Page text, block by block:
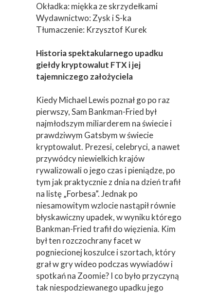
Okładka: miękka ze skrzydełkami
Wydawnictwo: Zysk i S-ka
Tłumaczenie: Krzysztof Kurek
Historia spektakularnego upadku
giełdy kryptowalut FTX i jej
tajemniczego założyciela
Kiedy Michael Lewis poznał go po raz
pierwszy, Sam Bankman-Fried był
najmłodszym miliarderem na świecie i
prawdziwym Gatsbym w świecie
kryptowalut. Prezesi, celebryci, a nawet
przywódcy niewielkich krajów
rywalizowali o jego czas i pieniądze, po
tym jak praktycznie z dnia na dzień trafił
na listę „Forbesa”. Jednak po
niesamowitym wzlocie nastąpił równie
błyskawiczny upadek, w wyniku którego
Bankman-Fried trafił do więzienia. Kim
był ten rozczochrany facet w
pogniecionej koszulce i szortach, który
grał w gry wideo podczas wywiadów i
spotkań na Zoomie? I co było przyczyną
tak niespodziewanego upadku jego